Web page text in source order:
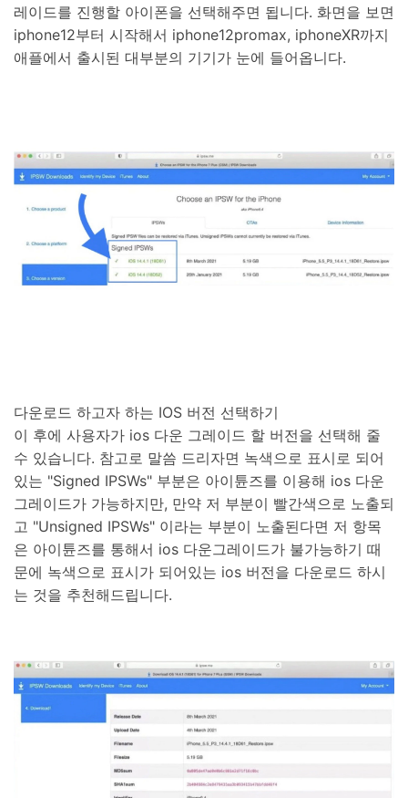
레이드를 진행할 아이폰을 선택해주면 됩니다. 화면을 보면
iphone12부터 시작해서 iphone12promax, iphoneXR까지
애플에서 출시된 대부분의 기기가 눈에 들어옵니다.
다운로드 하고자 하는 IOS 버전 선택하기
이 후에 사용자가 ios 다운 그레이드 할 버전을 선택해 줄
수 있습니다. 참고로 말씀 드리자면 녹색으로 표시로 되어
있는 "Signed IPSWs" 부분은 아이튠즈를 이용해 ios 다운
그레이드가 가능하지만, 만약 저 부분이 빨간색으로 노출되
고 "Unsigned IPSWs" 이라는 부분이 노출된다면 저 항목
은 아이튠즈를 통해서 ios 다운그레이드가 불가능하기 때
문에 녹색으로 표시가 되어있는 ios 버전을 다운로드 하시
는 것을 추천해드립니다.